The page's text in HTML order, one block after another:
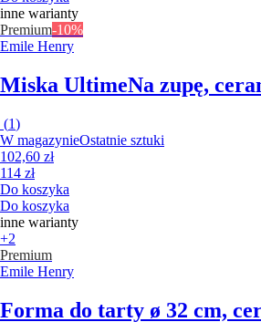
inne warianty
Premium-10%
Emile Henry
Miska UltimeNa zupę,
(1)
W magazynieOstatnie sztuki
102,60 zł
114 zł
Do koszyka
Do koszyka
inne warianty
+2
Premium
Emile Henry
Forma do tarty ø 32 cm,